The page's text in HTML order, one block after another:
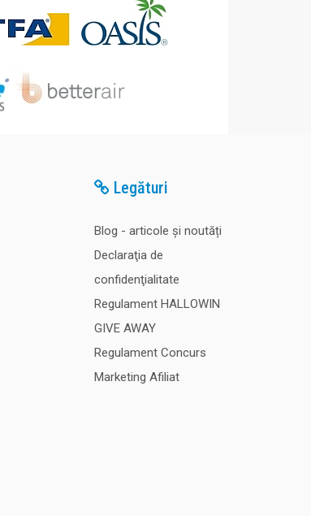
Legături
Blog - articole și noutăți
Declaraţia de
confidenţialitate
Regulament HALLOWIN
GIVE AWAY
Regulament Concurs
Marketing Afiliat